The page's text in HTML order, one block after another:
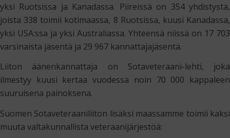
yksi Ruotsissa ja Kanadassa. Piireissä on 354 yhdistystä,
joista 338 toimii kotimaassa, 8 Ruotsissa, kuusi Kanadassa,
yksi USA:ssa ja yksi Australiassa. Yhteensä niissä on 17 703
varsinaista jäsentä ja 29 967 kannattajajäsentä.
Liiton äänenkannattaja on Sotaveteraani-lehti, joka
ilmestyy kuusi kertaa vuodessa noin 70 000 kappaleen
suuruisena painoksena.
Suomen Sotaveteraaniliiton lisäksi maassamme toimii kaksi
muuta valtakunnallista veteraanijärjestöä: